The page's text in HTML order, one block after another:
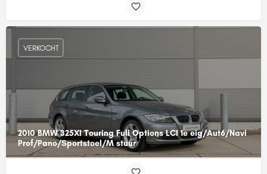
2010 BMW 325XI Touring Full Options LCI 1e eig/Aut6/Navi
Prof/Pano/Sportstoel/M stuur
VERKOCHT